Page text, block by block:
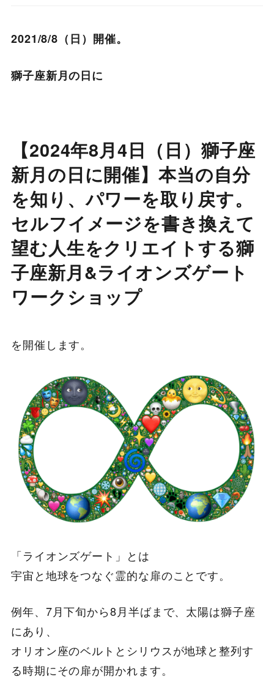
2021/8/8（日）開催。
獅子座新月の日に
【2024年8月4日（日）獅子座
新月の日に開催】本当の自分
を知り、パワーを取り戻す。
セルフイメージを書き換えて
望む人生をクリエイトする獅
子座新月&ライオンズゲート
ワークショップ
を開催します。
「ライオンズゲート」とは
宇宙と地球をつなぐ霊的な扉のことです。
例年、7月下旬から8月半ばまで、太陽は獅子座
にあり、
オリオン座のベルトとシリウスが地球と整列す
る時期にその扉が開かれます。